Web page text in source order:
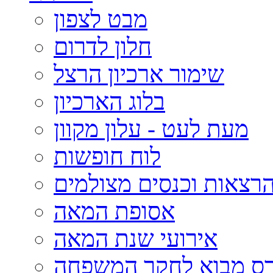
מבט לצפון
חלון לדרום
שימור ארכיון הרצל
בלוג הארכיון
מעת לעט - עלון מקוון
לוח חופשות
וכנסים מצולמים
אסופת המאה
אירועי שנת המאה
מבוא לחקר המשפחה